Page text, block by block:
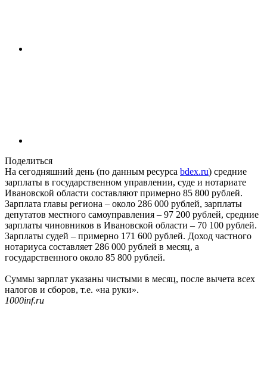
Поделиться
На сегодняшний день (по данным ресурса bdex.ru) средние
зарплаты в государственном управлении, суде и нотариате
Ивановской области составляют примерно 85 800 рублей.
Зарплата главы региона – около 286 000 рублей, зарплаты
депутатов местного самоуправления – 97 200 рублей, средние
зарплаты чиновников в Ивановской области – 70 100 рублей.
Зарплаты судей – примерно 171 600 рублей. Доход частного
нотариуса составляет 286 000 рублей в месяц, а
государственного около 85 800 рублей.
Суммы зарплат указаны чистыми в месяц, после вычета всех
налогов и сборов, т.е. «на руки».
1000inf.ru